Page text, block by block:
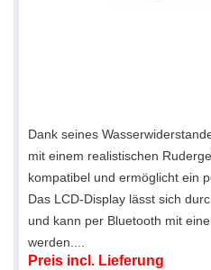
Dank seines
mit einem realistischen
kompatibel und ermöglicht ein
Das LCD-Display lässt sich
und kann per Bluetooth mit
werden....
Preis incl. Lieferung